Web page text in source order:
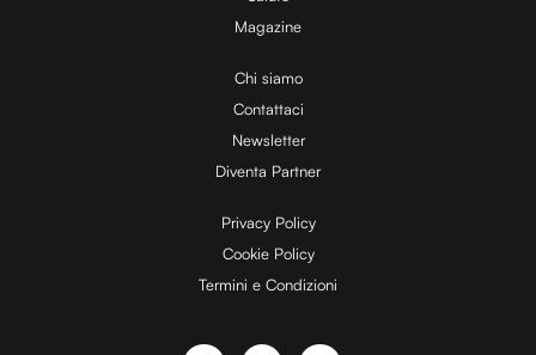
i
d
e
o
Magazine
Chi siamo
Contattaci
Newsletter
Diventa Partner
Privacy Policy
Cookie Policy
Termini e Condizioni